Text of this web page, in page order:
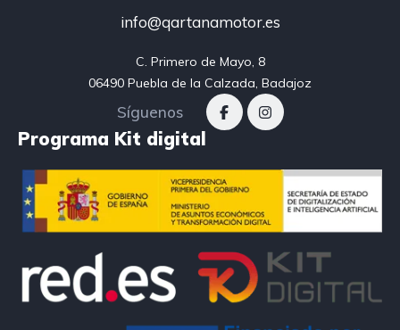
info@qartanamotor.es
C. Primero de Mayo, 8
06490 Puebla de la Calzada, Badajoz
Síguenos
Programa Kit digital